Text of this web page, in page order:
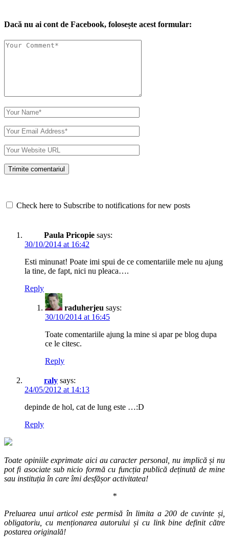
Dacă nu ai cont de Facebook, folosește acest formular:
Check here to Subscribe to notifications for new posts
Paula Pricopie says:
30/10/2014 at 16:42
Esti minunat! Poate imi spui de ce comentariile mele nu ajung
la tine, de fapt, nici nu pleaca….
Reply
raduherjeu says:
30/10/2014 at 16:45
Toate comentariile ajung la mine si apar pe blog dupa
ce le citesc.
Reply
raly says:
24/05/2012 at 14:13
depinde de hol, cat de lung este …:D
Reply
Toate opiniile exprimate aici au caracter personal, nu implică și nu
pot fi asociate sub nicio formă cu funcția publică deținută de mine
sau instituția în care îmi desfășor activitatea!
*
Preluarea unui articol este permisă în limita a 200 de cuvinte și,
obligatoriu, cu menționarea autorului și cu link bine definit către
postarea originală!